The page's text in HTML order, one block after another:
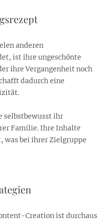
anderen
ist ihre ungeschönte
ihre Vergangenheit noch
dadurch eine
selbstbewusst ihr
Familie. Ihre Inhalte
bei ihrer Zielgruppe
Creation ist durchaus